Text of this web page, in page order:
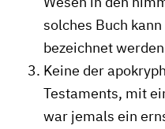
solches Buch
bezeichnet
Keine der
Testaments, mit
war jemals ein